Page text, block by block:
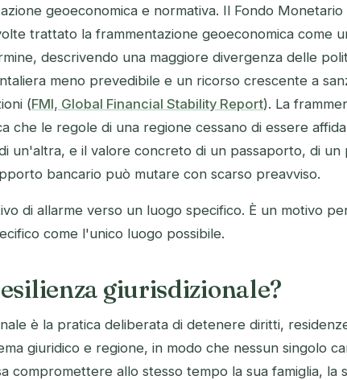
geoeconomica e normativa. Il Fondo Monetario
trattato la frammentazione geoeconomica come
descrivendo una maggiore divergenza delle
meno prevedibile e un ricorso crescente a
(FMI, Global Financial Stability Report). La
che le regole di una regione cessano di essere
un'altra, e il valore concreto di un passaporto, di un
bancario può mutare con scarso preavviso.
di allarme verso un luogo specifico. È un motivo
come l'unico luogo possibile.
giurisdizionale?
è la pratica deliberata di detenere diritti,
giuridico e regione, in modo che nessun singolo
compromettere allo stesso tempo la sua famiglia, la